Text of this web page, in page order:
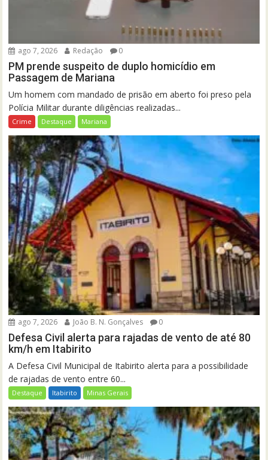
ago 7, 2026 Redação 0
PM prende suspeito de duplo homicídio em
Passagem de Mariana
Um homem com mandado de prisão em aberto foi preso pela
Polícia Militar durante diligências realizadas...
Crime Destaque Mariana
ago 7, 2026 João B. N. Gonçalves 0
Defesa Civil alerta para rajadas de vento de até 80
km/h em Itabirito
A Defesa Civil Municipal de Itabirito alerta para a possibilidade
de rajadas de vento entre 60...
Destaque Itabirito Minas Gerais